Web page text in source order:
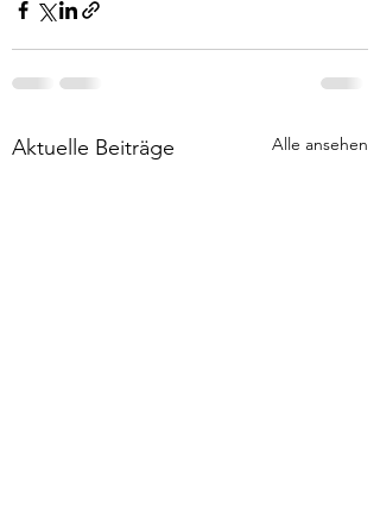
Aktuelle Beiträge Alle ansehen